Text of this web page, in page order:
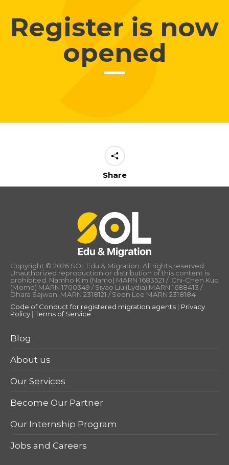
Register is now
opened
Share
Copyright © 2026 SOL Edu & Migration. All rights reserved.
Unauthorized reproduction or distribution of this content is
prohibited. Namho Kim (Namo) MARN 1683521 / Chi-Chen Kuo
(Momo) MARN 1700349 / Siyao Liu (Lydia) MARN 1688413 /
Dhara Sajwani MARN 2318121 / Seon Lee MARN 2318184
Code of Conduct for registered migration agents | Privacy
Policy |Terms of Service
Blog
About us
Our Services
Become Our Partner
Our Internship Program
Jobs and Careers